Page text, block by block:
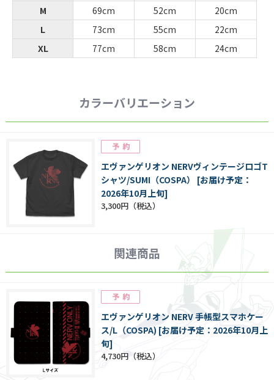
M 69cm 52cm
20cm
L
73cm 55cm
22cm
XL
77cm 58cm 24cm
カラーバリエーション
エヴァンゲリオン NERVヴィンテージロゴT
シャツ/SUMI（COSPA） [お届け予定：
2026年10月上旬]
3,300円
関連商品
エヴァンゲリオン NERV 手帳型スマホケー
ス/L（COSPA) [お届け予定：2026年10月上
旬]
4,730円